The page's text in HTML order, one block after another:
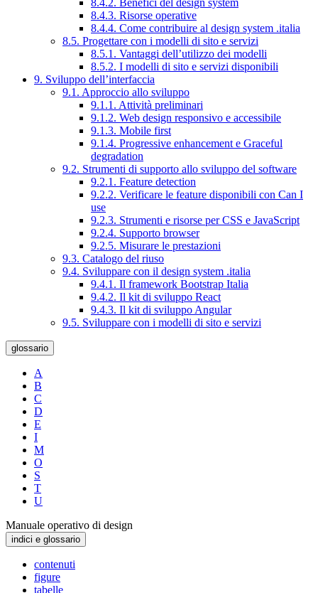
8.4.2. Benefici del design system
8.4.3. Risorse operative
8.4.4. Come contribuire al design system .italia
8.5. Progettare con i modelli di sito e servizi
8.5.1. Vantaggi dell’utilizzo dei modelli
8.5.2. I modelli di sito e servizi disponibili
9. Sviluppo dell’interfaccia
9.1. Approccio allo sviluppo
9.1.1. Attività preliminari
9.1.2. Web design responsivo e accessibile
9.1.3. Mobile first
9.1.4. Progressive enhancement e Graceful
degradation
9.2. Strumenti di supporto allo sviluppo del software
9.2.1. Feature detection
9.2.2. Verificare le feature disponibili con Can I
use
9.2.3. Strumenti e risorse per CSS e JavaScript
9.2.4. Supporto browser
9.2.5. Misurare le prestazioni
9.3. Catalogo del riuso
9.4. Sviluppare con il design system .italia
9.4.1. Il framework Bootstrap Italia
9.4.2. Il kit di sviluppo React
9.4.3. Il kit di sviluppo Angular
9.5. Sviluppare con i modelli di sito e servizi
glossario
A
B
C
D
E
I
M
O
S
T
U
Manuale operativo di design
indici e glossario
contenuti
figure
tabelle